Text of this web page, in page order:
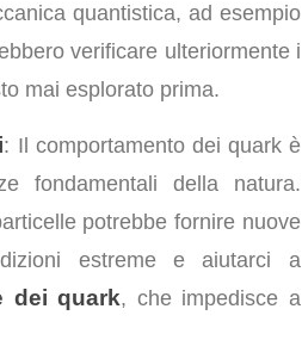
quantistica, ad esempio
verificare ulteriormente i
mai esplorato prima.
: Il comportamento dei quark è
fondamentali della natura.
potrebbe fornire nuove
estreme e aiutarci a
dei quark, che impedisce a